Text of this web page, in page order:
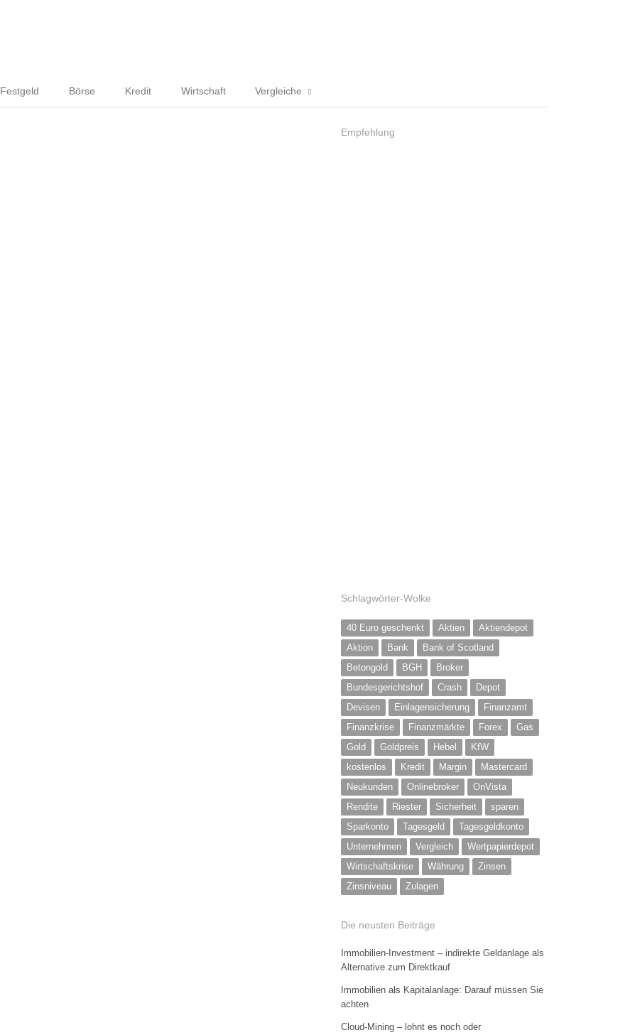
Festgeld Börse Kredit Wirtschaft Vergleiche
Empfehlung
Schlagwörter-Wolke
40 Euro geschenkt Aktien
Aktiendepot
Aktion
Bank
Bank of Scotland
Betongold
BGH
Broker
Bundesgerichtshof
Crash
Depot
Devisen
Einlagensicherung
Finanzamt
Finanzkrise
Finanzmärkte Forex
Gas
Gold
Goldpreis Hebel
KfW
kostenlos
Kredit Margin
Mastercard
Neukunden
Onlinebroker
OnVista
Rendite
Riester Sicherheit
sparen
Sparkonto
Tagesgeld
Tagesgeldkonto
Unternehmen
Vergleich
Wertpapierdepot
Wirtschaftskrise
Währung
Zinsen
Zinsniveau
Zulagen
Die neusten Beiträge
Immobilien-Investment – indirekte Geldanlage als
Alternative zum Direktkauf
Immobilien als Kapitalanlage: Darauf müssen Sie
achten
Cloud-Mining – lohnt es noch oder